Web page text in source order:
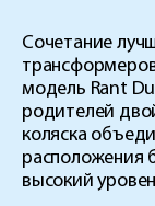
Сочетание
модель Rant
родителей
коляска
расположения
высокий